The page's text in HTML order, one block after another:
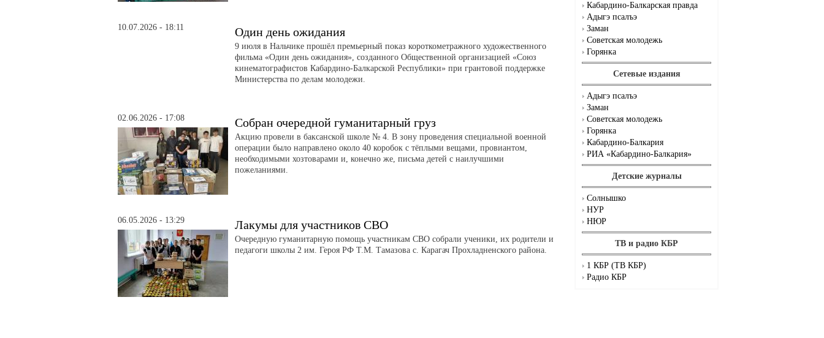
Кабардино-Балкарская правда
Адыгэ псалъэ
Заман
Советская молодежь
Горянка
Сетевые издания
Адыгэ псалъэ
Заман
Советская молодежь
Горянка
Кабардино-Балкария
РИА «Кабардино-Балкария»
Детские журналы
Солнышко
НУР
НЮР
ТВ и радио КБР
1 КБР (ТВ КБР)
Радио КБР
10.07.2026 - 18:11 Один день ожидания
9 июля в Нальчике прошёл премьерный показ короткометражного художественного
фильма «Один день ожидания», созданного Общественной организацией «Союз
кинематографистов Кабардино-Балкарской Республики» при грантовой поддержке
Министерства по делам молодежи.
02.06.2026 - 17:08 Собран очередной гуманитарный груз
Акцию провели в баксанской школе № 4. В зону проведения специальной военной
операции было направлено около 40 коробок с тёплыми вещами, провиантом,
необходимыми хозтоварами и, конечно же, письма детей с наилучшими
пожеланиями.
06.05.2026 - 13:29 Лакумы для участников СВО
Очередную гуманитарную помощь участникам СВО собрали ученики, их родители и
педагоги школы 2 им. Героя РФ Т.М. Тамазова с. Карагач Прохладненского района.